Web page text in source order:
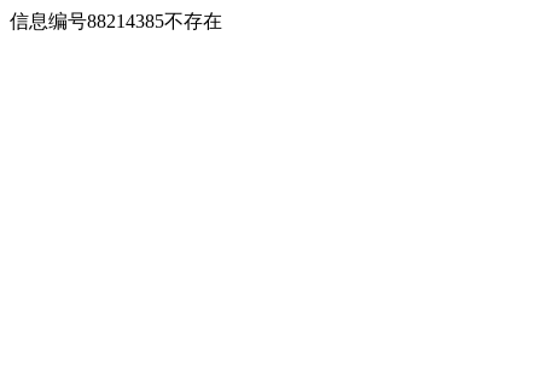
信息编号88214385不存在